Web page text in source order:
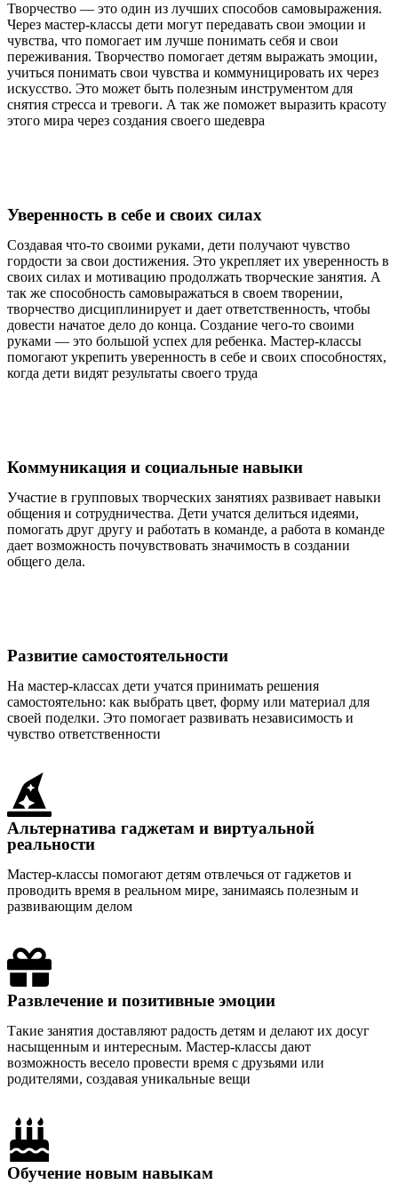
Творчество — это один из лучших способов самовыражения.
Через мастер-классы дети могут передавать свои эмоции и
чувства, что помогает им лучше понимать себя и свои
переживания. Творчество помогает детям выражать эмоции,
учиться понимать свои чувства и коммуницировать их через
искусство. Это может быть полезным инструментом для
снятия стресса и тревоги. А так же поможет выразить красоту
этого мира через создания своего шедевра
Уверенность в себе и своих силах
Создавая что-то своими руками, дети получают чувство
гордости за свои достижения. Это укрепляет их уверенность в
своих силах и мотивацию продолжать творческие занятия. А
так же способность самовыражаться в своем творении,
творчество дисциплинирует и дает ответственность, чтобы
довести начатое дело до конца. Создание чего-то своими
руками — это большой успех для ребенка. Мастер-классы
помогают укрепить уверенность в себе и своих способностях,
когда дети видят результаты своего труда
Коммуникация и социальные навыки
Участие в групповых творческих занятиях развивает навыки
общения и сотрудничества. Дети учатся делиться идеями,
помогать друг другу и работать в команде, а работа в команде
дает возможность почувствовать значимость в создании
общего дела.
Развитие самостоятельности
На мастер-классах дети учатся принимать решения
самостоятельно: как выбрать цвет, форму или материал для
своей поделки. Это помогает развивать независимость и
чувство ответственности
Альтернатива гаджетам и виртуальной
реальности
Мастер-классы помогают детям отвлечься от гаджетов и
проводить время в реальном мире, занимаясь полезным и
развивающим делом
Развлечение и позитивные эмоции
Такие занятия доставляют радость детям и делают их досуг
насыщенным и интересным. Мастер-классы дают
возможность весело провести время с друзьями или
родителями, создавая уникальные вещи
Обучение новым навыкам